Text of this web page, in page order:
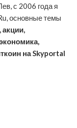
с 2006 года я
основные темы
на Skyportal